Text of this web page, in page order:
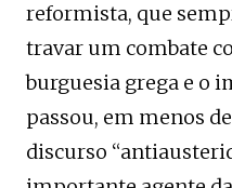
reformista, que
travar um combate
burguesia grega e o
passou, em menos
discurso